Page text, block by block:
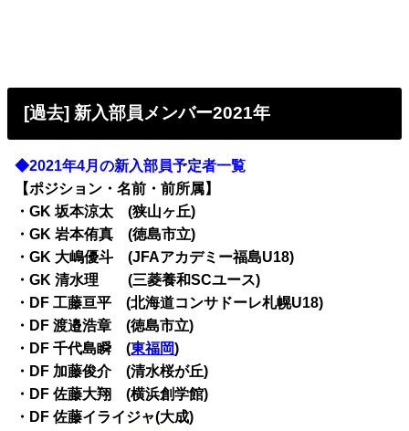
[過去] 新入部員メンバー2021年
◆2021年4月の新入部員予定者一覧
【ポジション・名前・前所属】
・GK 坂本涼太 (狭山ヶ丘)
・GK 岩本侑真 (徳島市立)
・GK 大嶋優斗 (JFAアカデミー福島U18)
・GK 清水理 (三菱養和SCユース)
・DF 工藤亘平 (北海道コンサドーレ札幌U18)
・DF 渡邉浩章 (徳島市立)
・DF 千代島瞬 (東福岡)
・DF 加藤俊介 (清水桜が丘)
・DF 佐藤大翔 (横浜創学館)
・DF 佐藤イライジャ(大成)